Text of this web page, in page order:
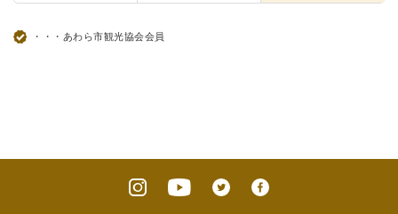
・・・あわら市観光協会会員